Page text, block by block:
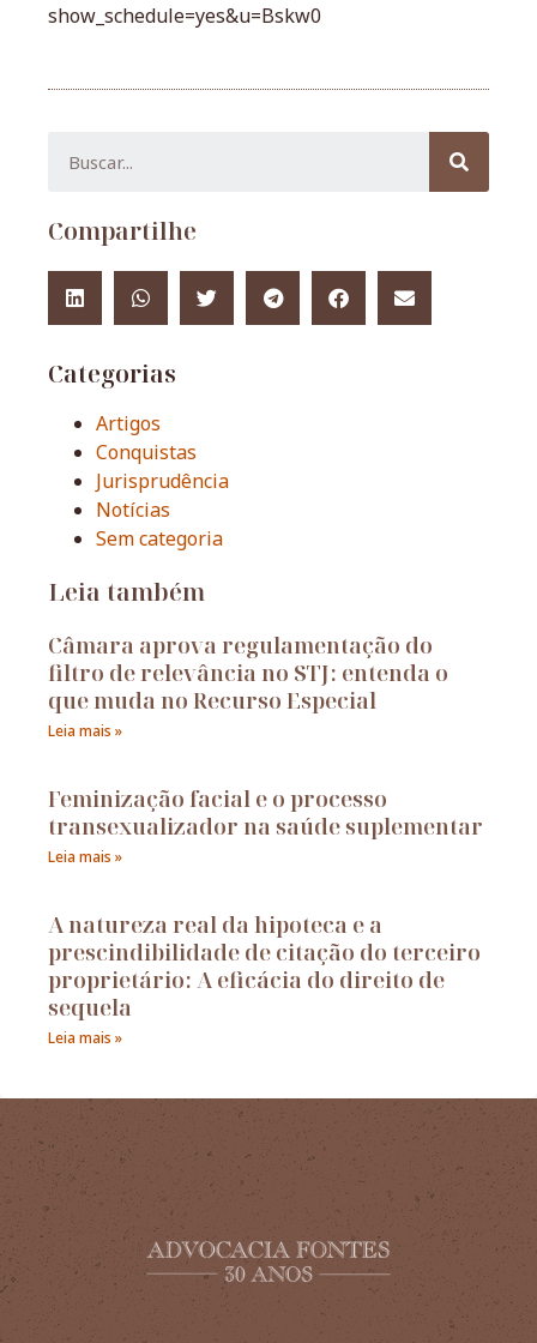
show_schedule=yes&u=Bskw0
Compartilhe
Categorias
Artigos
Conquistas
Jurisprudência
Notícias
Sem categoria
Leia também
Câmara aprova regulamentação do
filtro de relevância no STJ: entenda o
que muda no Recurso Especial
Leia mais »
Feminização facial e o processo
transexualizador na saúde suplementar
Leia mais »
A natureza real da hipoteca e a
prescindibilidade de citação do terceiro
proprietário: A eficácia do direito de
sequela
Leia mais »